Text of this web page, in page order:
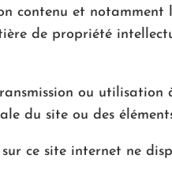
contenu et notamment
de propriété
ou utilisation
du site ou des
ce site internet ne